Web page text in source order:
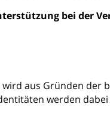
bei der
wird aus Gründen der
werden